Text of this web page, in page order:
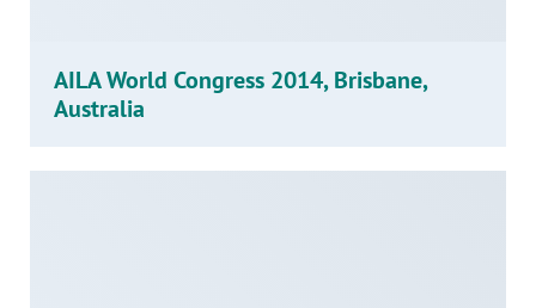
AILA World Congress 2014, Brisbane,
Australia